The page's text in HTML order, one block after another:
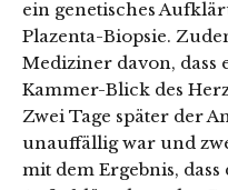
ein genetisches
Plazenta-Biopsie.
Mediziner davon, dass
Kammer-Blick des
Zwei Tage später der
unauffällig war und
mit dem Ergebnis,